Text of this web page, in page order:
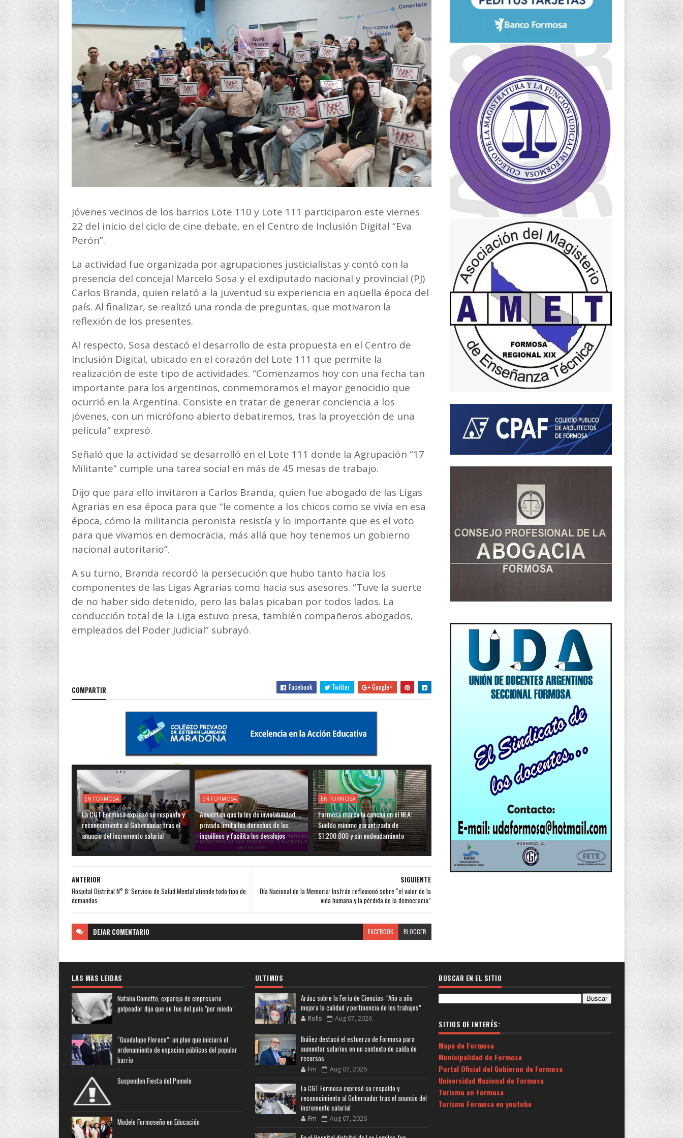
Jóvenes vecinos de los barrios Lote 110 y Lote 111 participaron este viernes
22 del inicio del ciclo de cine debate, en el Centro de Inclusión Digital “Eva
Perón”.
La actividad fue organizada por agrupaciones justicialistas y contó con la
presencia del concejal Marcelo Sosa y el exdiputado nacional y provincial (PJ)
Carlos Branda, quien relató a la juventud su experiencia en aquella época del
país. Al finalizar, se realizó una ronda de preguntas, que motivaron la
reflexión de los presentes.
Al respecto, Sosa destacó el desarrollo de esta propuesta en el Centro de
Inclusión Digital, ubicado en el corazón del Lote 111 que permite la
realización de este tipo de actividades. “Comenzamos hoy con una fecha tan
importante para los argentinos, conmemoramos el mayor genocidio que
ocurrió en la Argentina. Consiste en tratar de generar conciencia a los
jóvenes, con un micrófono abierto debatiremos, tras la proyección de una
película” expresó.
Señaló que la actividad se desarrolló en el Lote 111 donde la Agrupación “17
Militante” cumple una tarea social en más de 45 mesas de trabajo.
Dijo que para ello invitaron a Carlos Branda, quien fue abogado de las Ligas
Agrarias en esa época para que “le comente a los chicos como se vivía en esa
época, cómo la militancia peronista resistía y lo importante que es el voto
para que vivamos en democracia, más allá que hoy tenemos un gobierno
nacional autoritario”.
A su turno, Branda recordó la persecución que hubo tanto hacia los
componentes de las Ligas Agrarias como hacia sus asesores. “Tuve la suerte
de no haber sido detenido, pero las balas picaban por todos lados. La
conducción total de la Liga estuvo presa, también compañeros abogados,
empleados del Poder Judicial” subrayó.
COMPARTIR Facebook Twitter Google+
EN FORMOSA
La CGT Formosa expresó su respaldo y
reconocimiento al Gobernador tras el
anuncio del incremento salarial
EN FORMOSA
Advierten que la ley de inviolabilidad
privada limita los derechos de los
inquilinos y facilita los desalojos
EN FORMOSA
Formosa marca la cancha en el NEA:
Sueldo mínimo garantizado de
$1.200.000 y sin endeudamiento
SIGUIENTE
Día Nacional de la Memoria: Insfrán reflexionó sobre “el valor de la
vida humana y la pérdida de la democracia”
ANTERIOR
Hospital Distrital N° 8: Servicio de Salud Mental atiende todo tipo de
demandas
DEJAR COMENTARIO FACEBOOK BLOGGER
LAS MAS LEIDAS
Natalia Cometto, expareja de empresario
golpeador dijo que se fue del país "por miedo"
“Guadalupe Florece”: un plan que iniciará el
ordenamiento de espacios públicos del popular
barrio
Suspenden Fiesta del Pomelo
Modelo Formoseño en Educación
ULTIMOS
Aráoz sobre la Feria de Ciencias: “Año a año
mejora la calidad y pertinencia de los trabajos”
Rolls Aug 07, 2026
Ibáñez destacó el esfuerzo de Formosa para
aumentar salarios en un contexto de caída de
recursos
Fm Aug 07, 2026
La CGT Formosa expresó su respaldo y
reconocimiento al Gobernador tras el anuncio del
incremento salarial
Fm Aug 07, 2026
BUSCAR EN EL SITIO
SITIOS DE INTERÉS:
Mapa de Formosa
Municipalidad de Formosa
Portal Oficial del Gobierno de Formosa
Universidad Nacional de Formosa
Turismo en Formosa
Turismo Formosa en youtube